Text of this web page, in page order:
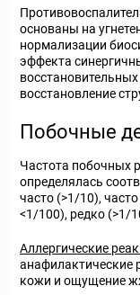
основаны на
нормализации
эффекта
восстановление
Побочные
Частота побочных
определялась
часто (>1/10),
<1/100), редко (>1/
Аллергические
анафилактические
кожи и ощущение